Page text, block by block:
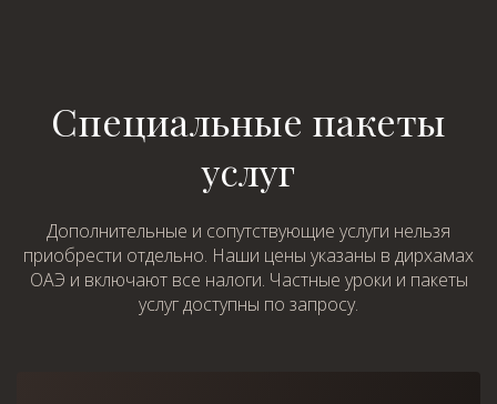
Специальные пакеты
услуг
Дополнительные и сопутствующие услуги нельзя
приобрести отдельно. Наши цены указаны в дирхамах
ОАЭ и включают все налоги. Частные уроки и пакеты
услуг доступны по запросу.